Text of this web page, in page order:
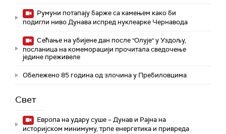
Румуни потапају барже са камењем како би
подигли ниво Дунава испред нуклеарке Чернавода
Сећање на убијене дан после "Олује" у Уздољу,
посланица на комеморацији прочитала сведочење
једине преживеле
Обележено 85 година од злочина у Пребиловцима
Свет
Европа на удару суше – Дунав и Рајна на
историјском минимуму, трпе енергетика и привреда